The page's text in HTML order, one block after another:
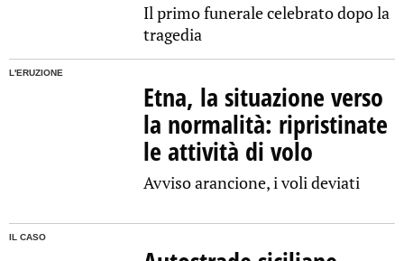
Il primo funerale celebrato dopo la
tragedia
L'ERUZIONE
Etna, la situazione verso
la normalità: ripristinate
le attività di volo
Avviso arancione, i voli deviati
IL CASO